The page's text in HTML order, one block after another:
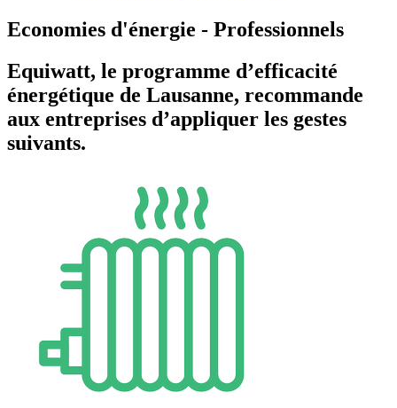
Economies d'énergie - Professionnels
Equiwatt, le programme d’efficacité
énergétique de Lausanne, recommande
aux entreprises d’appliquer les gestes
suivants.